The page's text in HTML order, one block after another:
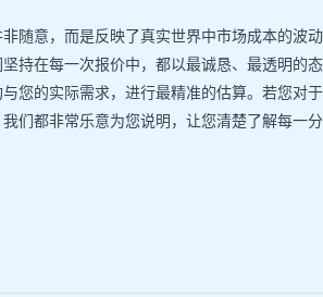
随意，而是反映了真实世界中市场成本的波动
持在每一次报价中，都以最诚恳、最透明的态
您的实际需求，进行最精准的估算。若您对于
们都非常乐意为您说明，让您清楚了解每一分